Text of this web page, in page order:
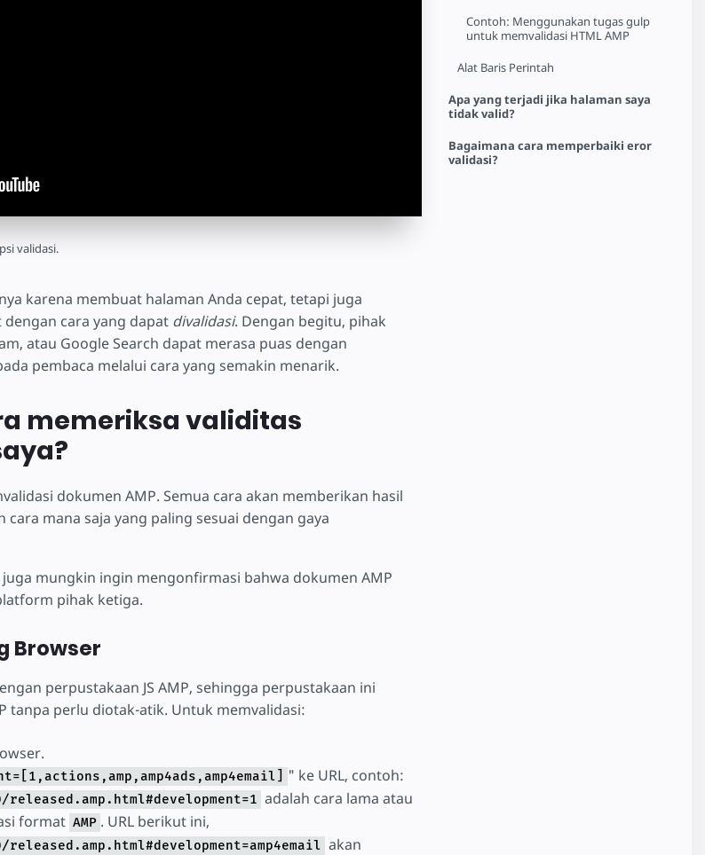
Contoh: Menggunakan tugas gulp
untuk memvalidasi HTML AMP
Alat Baris Perintah
Apa yang terjadi jika halaman saya
tidak valid?
Bagaimana cara memperbaiki eror
validasi?
validasi.
karena membuat halaman Anda cepat, tetapi juga
cara yang dapat divalidasi. Dengan begitu, pihak
atau Google Search dapat merasa puas dengan
pembaca melalui cara yang semakin menarik.
memeriksa validitas
dokumen AMP. Semua cara akan memberikan hasil
cara mana saja yang paling sesuai dengan gaya
juga mungkin ingin mengonfirmasi bahwa dokumen AMP
pihak ketiga.
Browser
perpustakaan JS AMP, sehingga perpustakaan ini
tanpa perlu diotak-atik. Untuk memvalidasi:
" ke URL, contoh:
adalah cara lama atau
format AMP . URL berikut ini,
akan